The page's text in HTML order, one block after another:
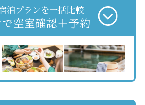
泊プランを一括比較
空室確認＋予約